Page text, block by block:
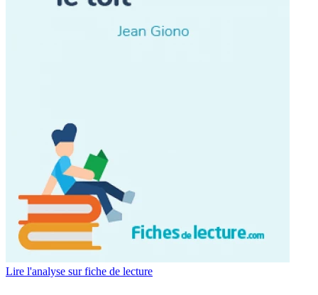
Lire l'analyse sur fiche de lecture